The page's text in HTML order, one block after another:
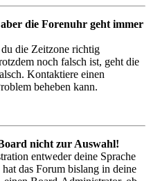
die Forenuhr geht immer
die Zeitzone richtig
noch falsch ist, geht die
Kontaktiere einen
beheben kann.
nicht zur Auswahl!
entweder deine Sprache
das Forum bislang in deine